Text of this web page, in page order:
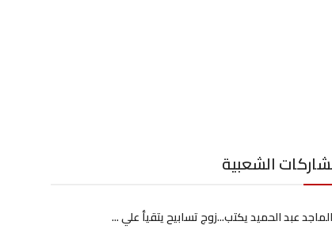
الشعبية
عبد الحميد يكتب...زوج تسابيح يتقيأ علي ...